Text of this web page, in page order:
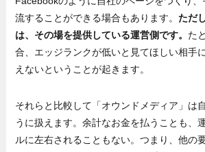
流することができる場合もあります。ただ
は、その場を提供している運営側です。 た
合、エッジランクが低いと見てほしい相手
えないということが起きます。
それらと比較して「オウンドメディア」は
うに扱えます。余計なお金を払うことも、
ルに左右されることもない。つまり、他の